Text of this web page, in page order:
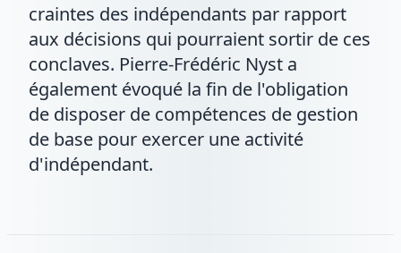
craintes des indépendants par rapport
aux décisions qui pourraient sortir de ces
conclaves. Pierre-Frédéric Nyst a
également évoqué la fin de l'obligation
de disposer de compétences de gestion
de base pour exercer une activité
d'indépendant.